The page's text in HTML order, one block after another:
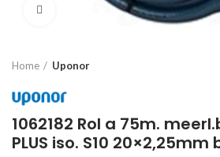
Click to enlarge
Home Uponor
1062182 Rol a 75m.
PLUS iso. S10